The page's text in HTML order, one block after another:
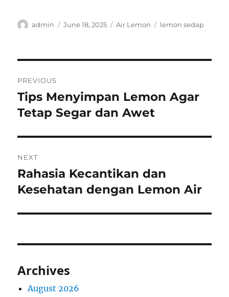
Author
admin
Posted
June 18, 2025 Categories
Air Lemon Tags
lemon sedap
navigation
PREVIOUS
Previous
post:
Tips Menyimpan Lemon Agar
Tetap Segar dan Awet
NEXT
Next
post:
Rahasia Kecantikan dan
Kesehatan dengan Lemon Air
Archives
August 2026